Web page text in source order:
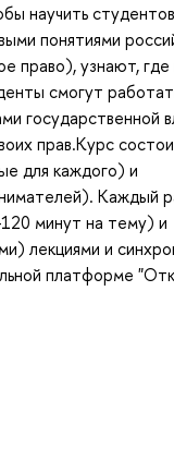
научить студентов
понятиями
право), узнают, где
смогут
государственной
прав.Курс
для каждого) и
Каждый
минут на тему) и
лекциями и
платформе